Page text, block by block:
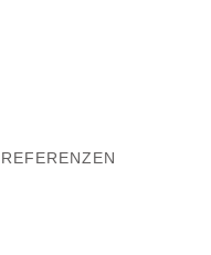
REFERENZEN